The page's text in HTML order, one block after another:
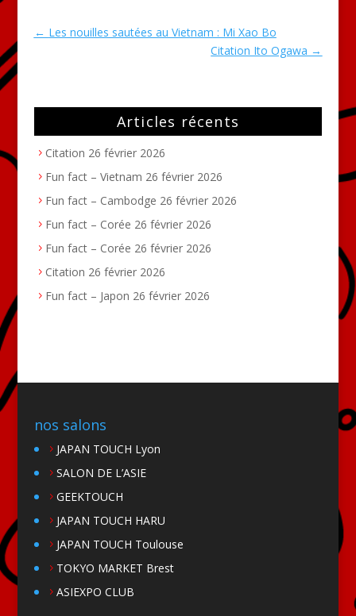
← Les nouilles sautées au Vietnam : Mi Xao Bo
Citation Ito Ogawa →
Articles récents
Citation 26 février 2026
Fun fact – Vietnam 26 février 2026
Fun fact – Cambodge 26 février 2026
Fun fact – Corée 26 février 2026
Fun fact – Corée 26 février 2026
Citation 26 février 2026
Fun fact – Japon 26 février 2026
nos salons
JAPAN TOUCH Lyon
SALON DE L’ASIE
GEEKTOUCH
JAPAN TOUCH HARU
JAPAN TOUCH Toulouse
TOKYO MARKET Brest
ASIEXPO CLUB